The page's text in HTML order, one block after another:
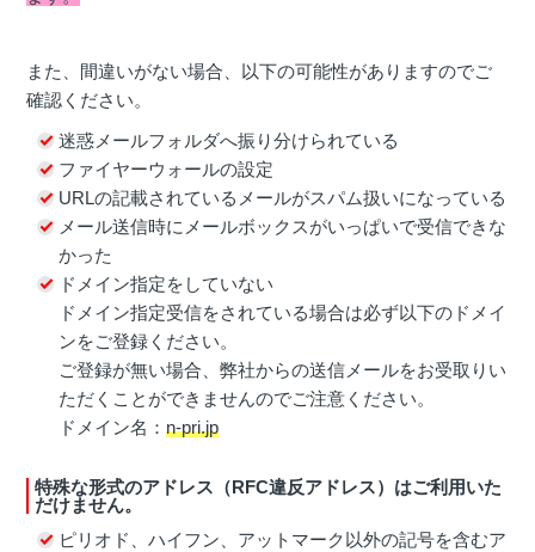
また、間違いがない場合、以下の可能性がありますのでご
確認ください。
迷惑メールフォルダへ振り分けられている
ファイヤーウォールの設定
URLの記載されているメールがスパム扱いになっている
メール送信時にメールボックスがいっぱいで受信できな
かった
ドメイン指定をしていない
ドメイン指定受信をされている場合は必ず以下のドメイ
ンをご登録ください。
ご登録が無い場合、弊社からの送信メールをお受取りい
ただくことができませんのでご注意ください。
ドメイン名：n-pri.jp
特殊な形式のアドレス（RFC違反アドレス）はご利用いた
だけません。
ピリオド、ハイフン、アットマーク以外の記号を含むア